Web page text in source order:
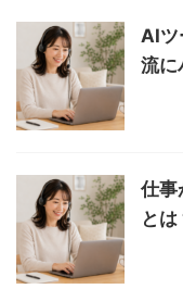
AIツ
流に
仕事
とは